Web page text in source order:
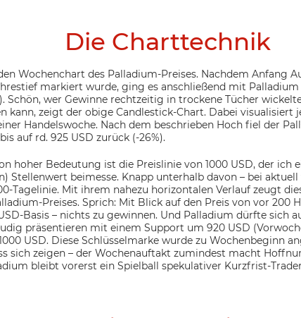
Die Charttechnik
Wochenchart des Palladium-Preises. Nachdem Anfang
markiert wurde, ging es anschließend mit Palladium
Schön, wer Gewinne rechtzeitig in trockene Tücher
kann, zeigt der obige Candlestick-Chart. Dabei visualisiert
Handelswoche. Nach dem beschrieben Hoch fiel der
auf rd. 925 USD zurück (-26%).
hoher Bedeutung ist die Preislinie von 1000 USD, der ich
Stellenwert beimesse. Knapp unterhalb davon – bei
Tagelinie. Mit ihrem nahezu horizontalen Verlauf zeugt
Preises. Sprich: Mit Blick auf den Preis von vor 200
Basis – nichts zu gewinnen. Und Palladium dürfte sich
präsentieren mit einem Support um 920 USD
USD. Diese Schlüsselmarke wurde zu Wochenbeginn
sich zeigen – der Wochenauftakt zumindest macht
bleibt vorerst ein Spielball spekulativer Kurzfrist-